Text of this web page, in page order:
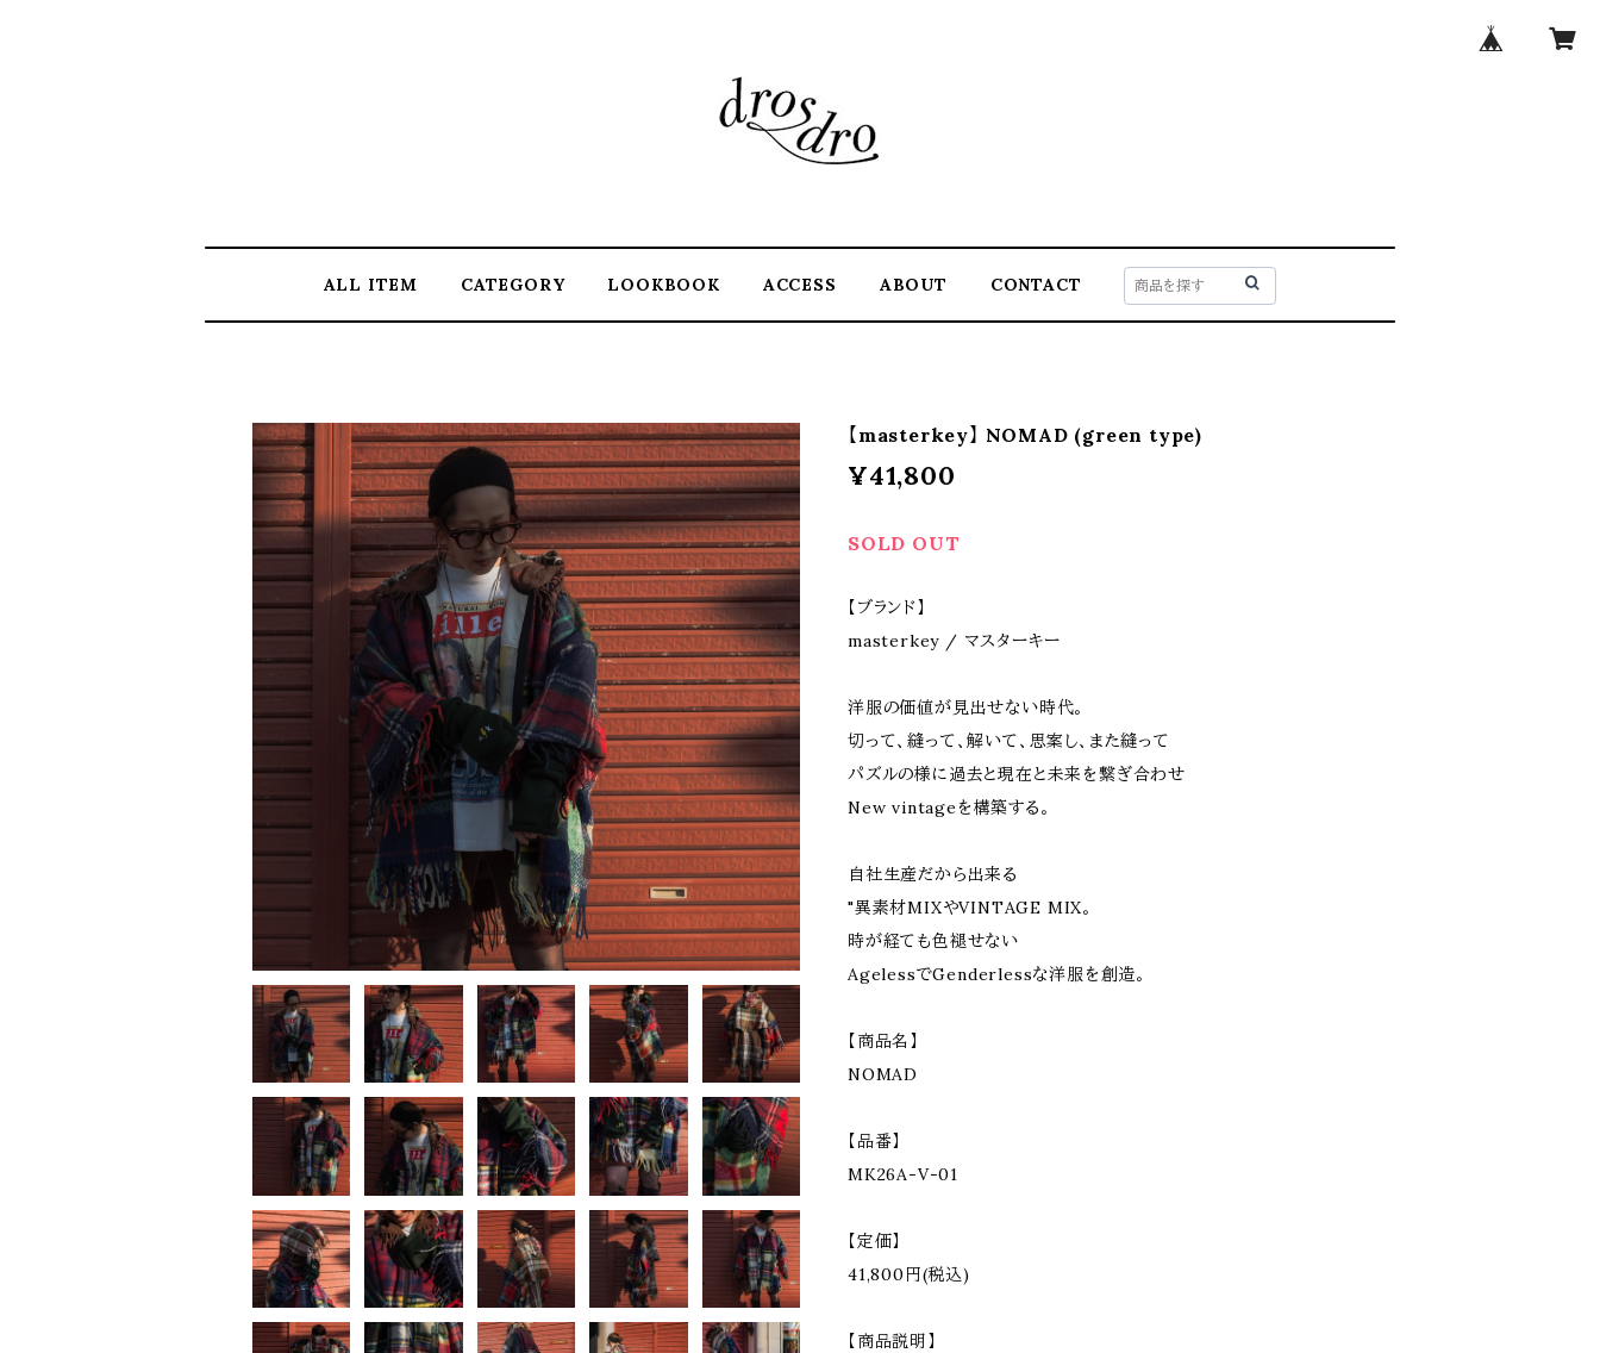
ALL ITEM CATEGORY LOOKBOOK ACCESS ABOUT CONTACT
【masterkey】 NOMAD (green type)
¥41,800
SOLD OUT
【ブランド】
masterkey / マスターキー
洋服の価値が見出せない時代。
切って、縫って、解いて、思案し、また縫って
パズルの様に過去と現在と未来を繋ぎ合わせ
New vintageを構築する。
自社生産だから出来る
"異素材MIXやVINTAGE MIX。
時が経ても色褪せない
AgelessでGenderlessな洋服を創造。
【商品名】
NOMAD
【品番】
MK26A-V-01
【定価】
41,800円(税込)
【商品説明】